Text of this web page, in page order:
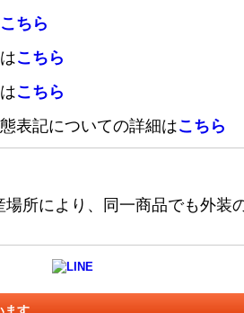
こちら
こちら
こちら
表記についての詳細はこちら
所により、同一商品でも外装
ます